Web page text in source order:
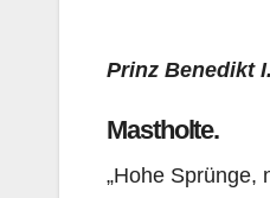
Prinz Benedikt
Mastholte.
„Hohe Sprünge,